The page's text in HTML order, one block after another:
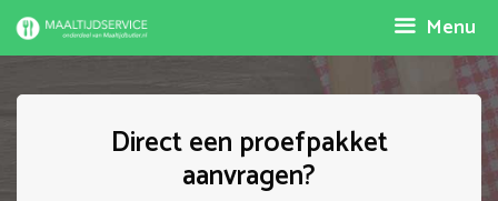
Spring
naar
Menu
Direct een proefpakket
aanvragen?